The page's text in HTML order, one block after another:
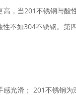
，当201不锈钢与
不如304不锈钢。第
感光滑； 201不锈钢